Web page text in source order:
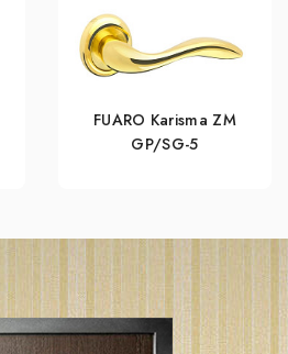
FUARO Karisma ZM
GP/SG-5